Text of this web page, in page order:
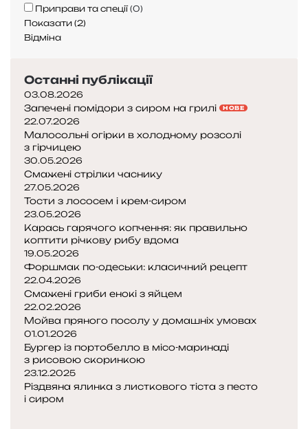
Приправи та спеції (0)
Показати (2)
Відміна
Останні публікації
03.08.2026
Запечені помідори з сиром на грилі НОВЕ
22.07.2026
Малосольні огірки в холодному розсолі
з гірчицею
30.05.2026
Смажені стрілки часнику
27.05.2026
Тости з лососем і крем-сиром
23.05.2026
Карась гарячого копчення: як правильно
коптити річкову рибу вдома
19.05.2026
Форшмак по-одеськи: класичний рецепт
22.04.2026
Смажені гриби енокі з яйцем
22.02.2026
Мойва пряного посолу у домашніх умовах
01.01.2026
Бургер із портобелло в місо-маринаді
з рисовою скоринкою
23.12.2025
Різдвяна ялинка з листкового тіста з песто
і сиром